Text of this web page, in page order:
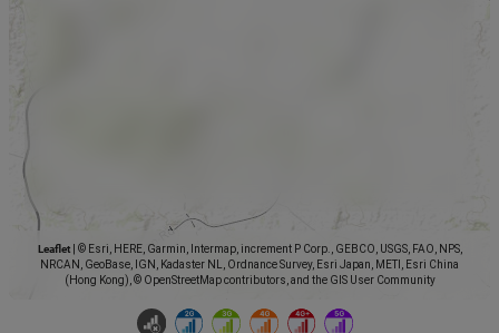
Leaflet
© Esri, HERE, Garmin, Intermap, increment P Corp., GEBCO, USGS, FAO, NPS,
NRCAN, GeoBase, IGN, Kadaster NL, Ordnance Survey, Esri Japan, METI, Esri China
(Hong Kong), © OpenStreetMap contributors, and the GIS User Community